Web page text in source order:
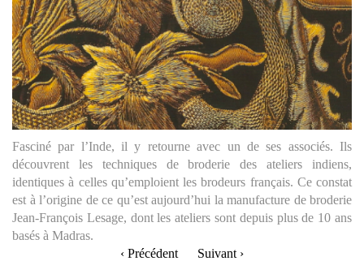
Fasciné par l’Inde, il y retourne avec un de ses associés. Ils
découvrent les techniques de broderie des ateliers indiens,
identiques à celles qu’emploient les brodeurs français. Ce constat
est à l’origine de ce qu’est aujourd’hui la manufacture de broderie
Jean-François Lesage, dont les ateliers sont depuis plus de 10 ans
basés à Madras.
‹ Précédent
Suivant ›